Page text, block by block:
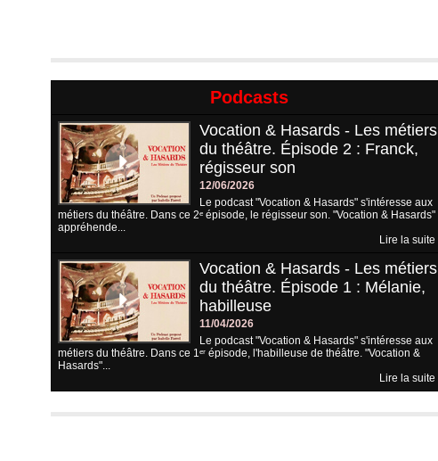
Podcasts
Vocation & Hasards - Les métiers
du théâtre. Épisode 2 : Franck,
régisseur son
12/06/2026
Le podcast "Vocation & Hasards" s'intéresse aux
métiers du théâtre. Dans ce 2ᵉ épisode, le régisseur son. "Vocation & Hasards"
appréhende...
Lire la suite
Vocation & Hasards - Les métiers
du théâtre. Épisode 1 : Mélanie,
habilleuse
11/04/2026
Le podcast "Vocation & Hasards" s'intéresse aux
métiers du théâtre. Dans ce 1ᵉʳ épisode, l'habilleuse de théâtre. "Vocation &
Hasards"...
Lire la suite